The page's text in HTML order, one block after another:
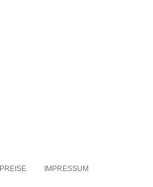
IMPRESSUM